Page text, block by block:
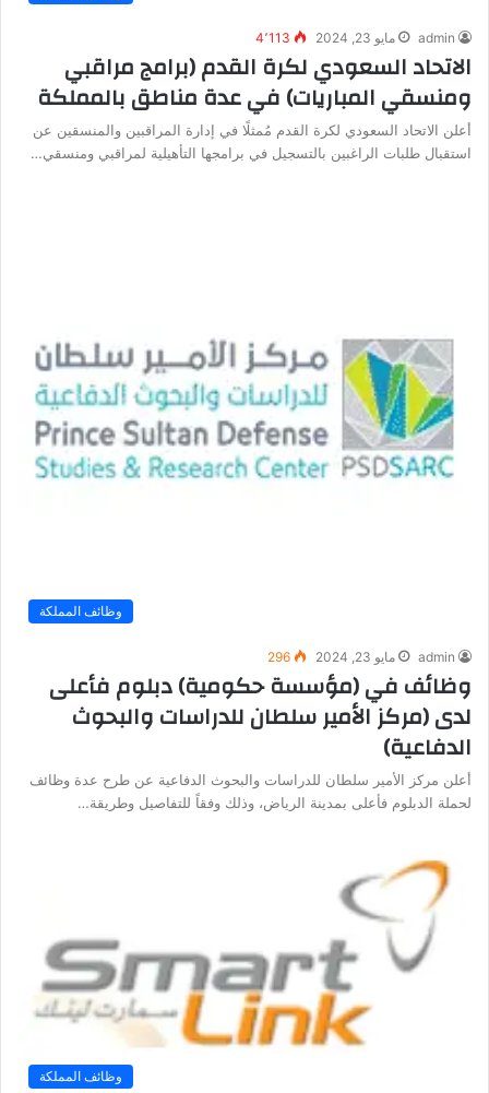
admin مايو 23, 2024 4٬113
الاتحاد السعودي لكرة القدم (برامج مراقبي
ومنسقي المباريات) في عدة مناطق بالمملكة
أعلن الاتحاد السعودي لكرة القدم مُمثلًا في إدارة المراقبين والمنسقين عن
استقبال طلبات الراغبين بالتسجيل في برامجها التأهيلية لمراقبي ومنسقي…
وظائف المملكة
admin مايو 23, 2024 296
وظائف في (مؤسسة حكومية) دبلوم فأعلى
لدى (مركز الأمير سلطان للدراسات والبحوث
الدفاعية)
أعلن مركز الأمير سلطان للدراسات والبحوث الدفاعية عن طرح عدة وظائف
لحملة الدبلوم فأعلى بمدينة الرياض، وذلك وفقاً للتفاصيل وطريقة…
وظائف المملكة